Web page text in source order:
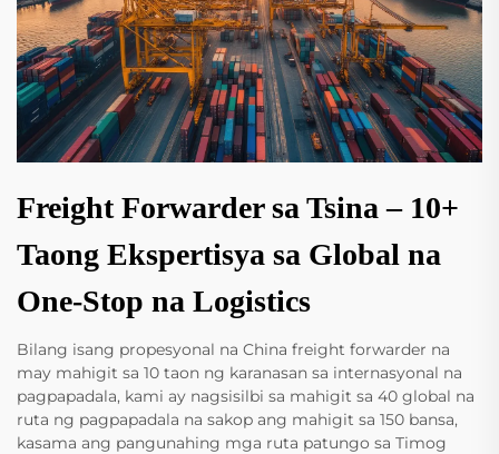
Freight Forwarder sa Tsina – 10+
Taong Ekspertisya sa Global na
One-Stop na Logistics
Bilang isang propesyonal na China freight forwarder na
may mahigit sa 10 taon ng karanasan sa internasyonal na
pagpapadala, kami ay nagsisilbi sa mahigit sa 40 global na
ruta ng pagpapadala na sakop ang mahigit sa 150 bansa,
kasama ang pangunahing mga ruta patungo sa Timog